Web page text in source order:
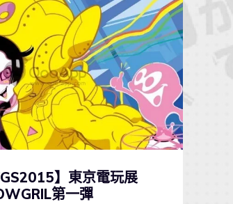
】東京電玩展
第一彈